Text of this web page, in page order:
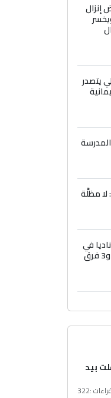
إنزال
يتصدر
لا مظلَّة
لجنة التراخيص : 17 ناديا في
دوري نجوم العراق و3 فرق
بيد
قراءات :322